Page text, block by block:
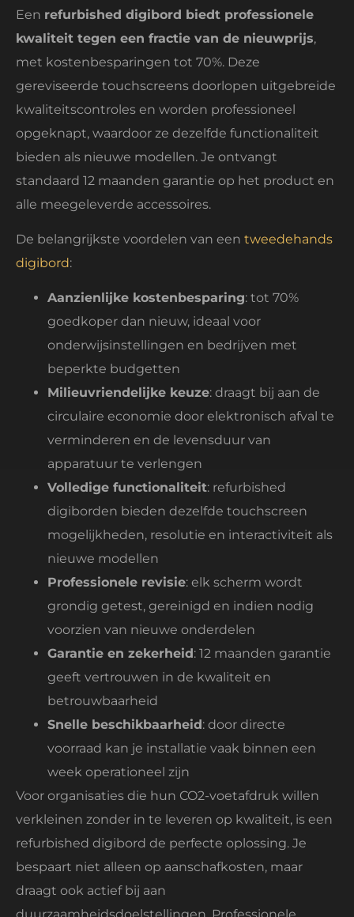
Een refurbished digibord biedt professionele
kwaliteit tegen een fractie van de nieuwprijs,
met kostenbesparingen tot 70%. Deze
gereviseerde touchscreens doorlopen uitgebreide
kwaliteitscontroles en worden professioneel
opgeknapt, waardoor ze dezelfde functionaliteit
bieden als nieuwe modellen. Je ontvangt
standaard 12 maanden garantie op het product en
alle meegeleverde accessoires.
De belangrijkste voordelen van een tweedehands
digibord:
Aanzienlijke kostenbesparing: tot 70%
goedkoper dan nieuw, ideaal voor
onderwijsinstellingen en bedrijven met
beperkte budgetten
Milieuvriendelijke keuze: draagt bij aan de
circulaire economie door elektronisch afval te
verminderen en de levensduur van
apparatuur te verlengen
Volledige functionaliteit: refurbished
digiborden bieden dezelfde touchscreen
mogelijkheden, resolutie en interactiviteit als
nieuwe modellen
Professionele revisie: elk scherm wordt
grondig getest, gereinigd en indien nodig
voorzien van nieuwe onderdelen
Garantie en zekerheid : 12 maanden garantie
geeft vertrouwen in de kwaliteit en
betrouwbaarheid
Snelle beschikbaarheid : door directe
voorraad kan je installatie vaak binnen een
week operationeel zijn
Voor organisaties die hun CO2-voetafdruk willen
verkleinen zonder in te leveren op kwaliteit, is een
refurbished digibord de perfecte oplossing. Je
bespaart niet alleen op aanschafkosten, maar
draagt ook actief bij aan